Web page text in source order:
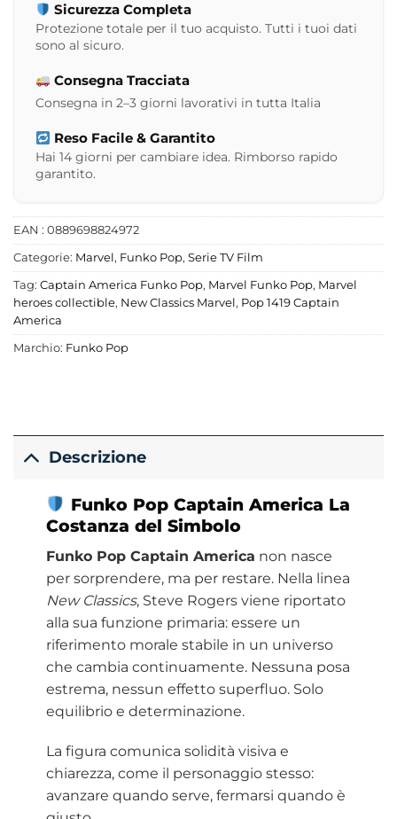
Sicurezza Completa
Protezione totale per il tuo acquisto. Tutti i tuoi dati
sono al sicuro.
Consegna Tracciata
Consegna in 2–3 giorni lavorativi in tutta Italia
Reso Facile & Garantito
Hai 14 giorni per cambiare idea. Rimborso rapido
garantito.
EAN : 0889698824972
Categorie: Marvel, Funko Pop, Serie TV Film
Tag: Captain America Funko Pop, Marvel Funko Pop, Marvel
heroes collectible, New Classics Marvel, Pop 1419 Captain
America
Marchio: Funko Pop
Descrizione
Funko Pop Captain America La
Costanza del Simbolo
Funko Pop Captain America non nasce
per sorprendere, ma per restare. Nella linea
New Classics, Steve Rogers viene riportato
alla sua funzione primaria: essere un
riferimento morale stabile in un universo
che cambia continuamente. Nessuna posa
estrema, nessun effetto superfluo. Solo
equilibrio e determinazione.
La figura comunica solidità visiva e
chiarezza, come il personaggio stesso:
avanzare quando serve, fermarsi quando è